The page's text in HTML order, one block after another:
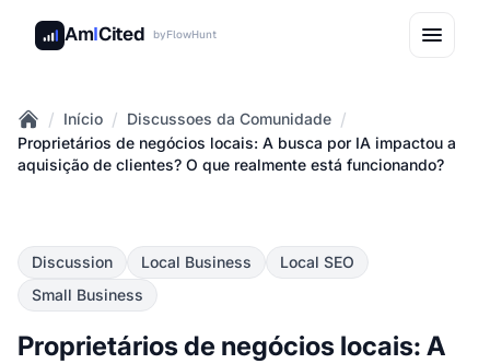
AmICited byFlowHunt
Home
/ Início / Discussoes da Comunidade /
Proprietários de negócios locais: A busca por IA impactou a
aquisição de clientes? O que realmente está funcionando?
Discussion Local Business
Local SEO
Small Business
Proprietários de negócios locais: A